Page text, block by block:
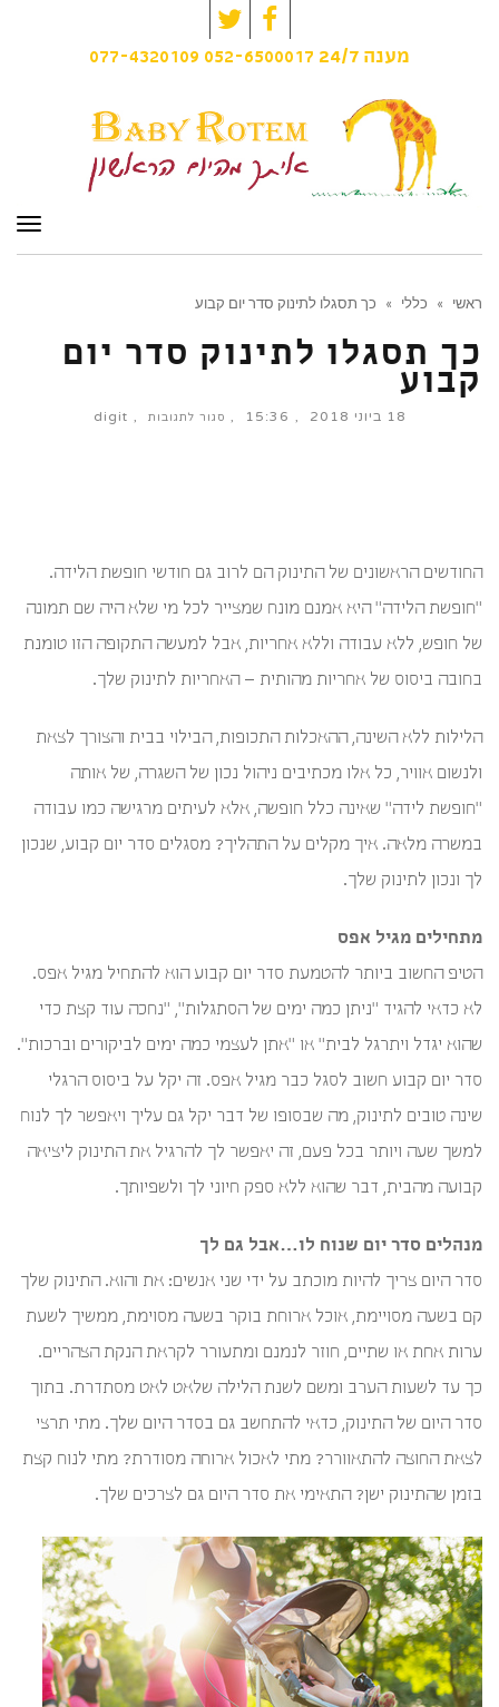
Facebook
Twitter
מענה 077-4320109 052-6500017 24/7
ראשי » כללי » כך תסגלו לתינוק סדר יום קבוע
כך תסגלו לתינוק סדר יום
קבוע
18 ביוני 2018 15:36 סגור לתגובות כך
digit
החודשים הראשונים של התינוק הם לרוב גם חודשי חופשת הלידה.
"חופשת הלידה" היא אמנם מונח שמצייר לכל מי שלא היה שם תמונה
של חופש, ללא עבודה וללא אחריות, אבל למעשה התקופה הזו טומנת
בחובה ביסוס של אחריות מהותית – האחריות לתינוק שלך.
הלילות ללא השינה, ההאכלות התכופות, הבילוי בבית והצורך לצאת
ולנשום אוויר, כל אלו מכתיבים ניהול נכון של השגרה, של אותה
"חופשת לידה" שאינה כלל חופשה, אלא לעיתים מרגישה כמו עבודה
במשרה מלאה. איך מקלים על התהליך? מסגלים סדר יום קבוע, שנכון
לך ונכון לתינוק שלך.
מתחילים מגיל אפס
הטיפ החשוב ביותר להטמעת סדר יום קבוע הוא להתחיל מגיל אפס.
לא כדאי להגיד "ניתן כמה ימים של הסתגלות", "נחכה עוד קצת כדי
שהוא יגדל ויתרגל לבית" או "אתן לעצמי כמה ימים לביקורים וברכות".
סדר יום קבוע חשוב לסגל כבר מגיל אפס. זה יקל על ביסוס הרגלי
שינה טובים לתינוק, מה שבסופו של דבר יקל גם עליך ויאפשר לך לנוח
למשך שעה ויותר בכל פעם, זה יאפשר לך להרגיל את התינוק ליציאה
קבועה מהבית, דבר שהוא ללא ספק חיוני לך ולשפיותך.
מנהלים סדר יום שנוח לו…אבל גם לך
סדר היום צריך להיות מוכתב על ידי שני אנשים: את והוא. התינוק שלך
קם בשעה מסויימת, אוכל ארוחת בוקר בשעה מסוימת, ממשיך לשעת
ערות אחת או שתיים, חוזר לנמנם ומתעורר לקראת הנקת הצהריים.
כך עד לשעות הערב ומשם לשנת הלילה שלאט לאט מסתדרת. בתוך
סדר היום של התינוק, כדאי להתחשב גם בסדר היום שלך. מתי תרצי
לצאת החוצה להתאוורר? מתי לאכול ארוחה מסודרת? מתי לנוח קצת
בזמן שהתינוק ישן? התאימי את סדר היום גם לצרכים שלך.